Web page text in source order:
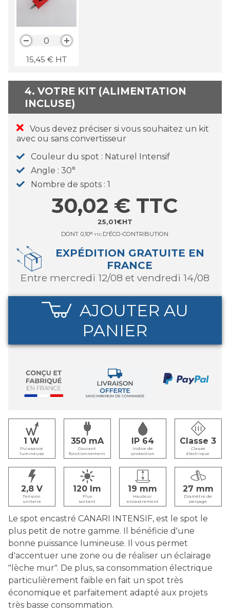
0
15,45 € HT
4. VOTRE KIT (ALIMENTATION
INCLUSE)
Vous devez préciser si vous souhaitez un kit
avec ou sans convertisseur
Couleur du spot
Naturel Intensif
Angle
30°
Nombre de spots 1
25,01€HT
30,02 € TTC
DONT 0,10€ TTC D'ÉCO-CONTRIBUTION
EXPÉDITION GRATUITE EN
FRANCE
entre mercredi 12/08 et vendredi 14/08
AJOUTER AU
PANIER
1
Puissance
lumineuse
350
Courant
fonctionnement
IP 64
Indice de
protection
Classe 3
Classe
électrique
2,8
Tension
unitaire
120
Flux
sortant
19
Hauteur
encastrement
27
Diamètre de
perçage
Le spot encastré CANARI INTENSIF, est le spot le
plus petit de notre gamme. Il bénéficie d'une
bonne puissance lumineuse. Il vous permet
d'accentuer une zone ou de réaliser un éclairage
"lèche mur". De plus, sa consommation électrique
particulièrement faible en fait un spot très
économique et parfaitement adapté aux projets
très basse consommation.